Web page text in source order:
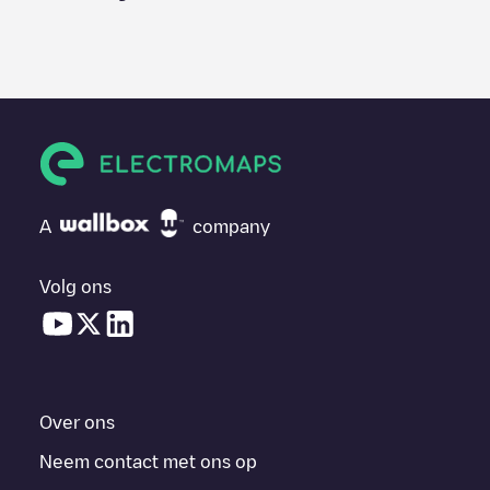
A company
Volg ons
Over ons
Neem contact met ons op